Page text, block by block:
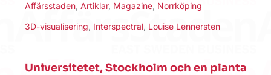
Affärsstaden Artiklar, Magazine Norrköping
3D-visualisering Interspectral Louise Lennersten
Universitetet, Stockholm och en planta